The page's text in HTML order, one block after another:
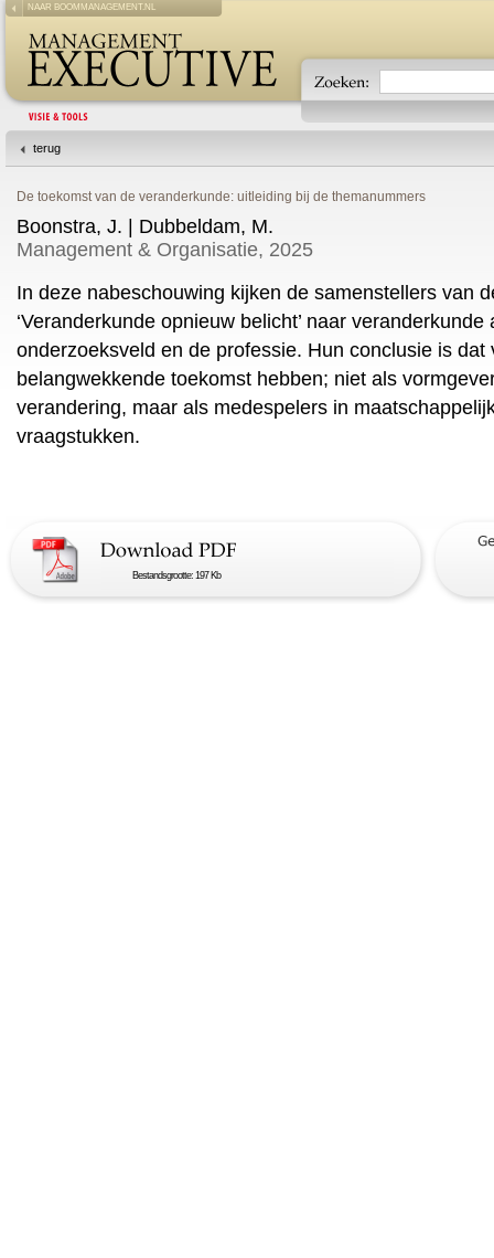
NAAR BOOMMANAGEMENT.NL
terug
De toekomst van de veranderkunde: uitleiding bij de themanummers
Boonstra, J. | Dubbeldam, M.
Management & Organisatie, 2025
In deze nabeschouwing kijken de samenstellers van
‘Veranderkunde opnieuw belicht’ naar
onderzoeksveld en de professie. Hun conclusie is dat
belangwekkende toekomst hebben; niet als
verandering, maar als medespelers in
vraagstukken.
Bestandsgrootte: 197 Kb